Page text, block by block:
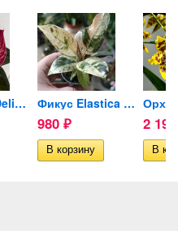
Anthurium Delicata Фикус Elastica Shivereana...
980 ₽ 2